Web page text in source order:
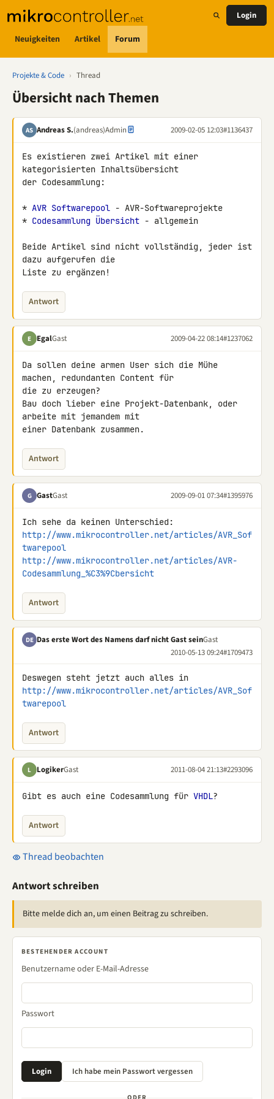
Neuigkeiten Artikel Forum
Login
Projekte & Code › Thread
Übersicht nach Themen
AS Andreas S.(andreas)Admin 2009-02-05 12:03#1136437
Es existieren zwei Artikel mit einer
kategorisierten Inhaltsübersicht
der Codesammlung:
* AVR Softwarepool - AVR-Softwareprojekte
* Codesammlung Übersicht - allgemein
Beide Artikel sind nicht vollständig, jeder ist
dazu aufgerufen die
Liste zu ergänzen!
Antwort
E EgalGast 2009-04-22 08:14#1237062
Da sollen deine armen User sich die Mühe
machen, redundanten Content für
die zu erzeugen?
Bau doch lieber eine Projekt-Datenbank, oder
arbeite mit jemandem mit
einer Datenbank zusammen.
Antwort
G GastGast 2009-09-01 07:34#1395976
http://www.mikrocontroller.net/articles/AVR_Sof
twarepool
http://www.mikrocontroller.net/articles/AVR-
Codesammlung_%C3%9Cbersicht
Antwort
DE Das erste Wort des Namens darf nicht Gast seinGast
2010-05-13 09:24#1709473
http://www.mikrocontroller.net/articles/AVR_Sof
twarepool
Antwort
L LogikerGast 2011-08-04 21:13#2293096
Gibt es auch eine Codesammlung für VHDL?
Antwort
Thread beobachten
Antwort schreiben
Bitte melde dich an, um einen Beitrag zu schreiben.
BESTEHENDER ACCOUNT
Benutzername oder E-Mail-Adresse
Passwort